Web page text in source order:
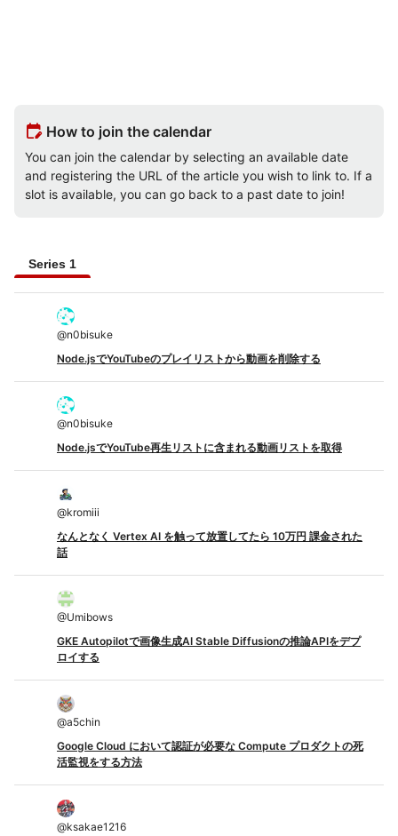
edit_calendar How to join the calendar
You can join the calendar by selecting an available date
and registering the URL of the article you wish to link to. If a
slot is available, you can go back to a past date to join!
Series 1
@n0bisuke
Node.jsでYouTubeのプレイリストから動画を削除する
@n0bisuke
Node.jsでYouTube再生リストに含まれる動画リストを取得
@kromiii
なんとなく Vertex AI を触って放置してたら 10万円 課金された
話
@Umibows
GKE Autopilotで画像生成AI Stable Diffusionの推論APIをデプ
ロイする
@a5chin
Google Cloud において認証が必要な Compute プロダクトの死
活監視をする方法
@ksakae1216